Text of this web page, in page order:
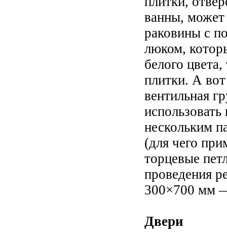
ванны,
раковины с
люком,
белого
плитки. А
вентильная
нескольким
(для чего
торцевые
проведения
300×700 мм
Двери